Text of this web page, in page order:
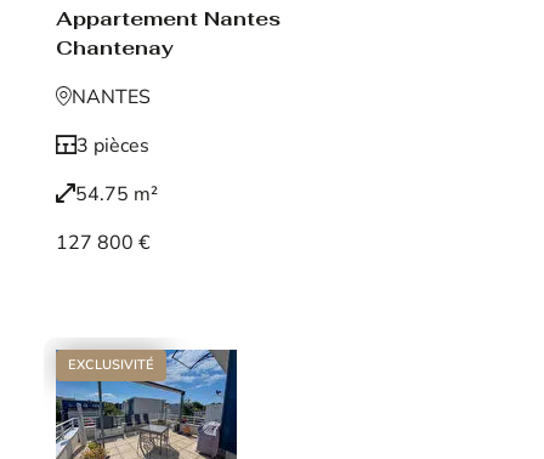
Appartement Nantes
Chantenay
NANTES
3 pièces
54.75 m²
127 800 €
EXCLUSIVITÉ